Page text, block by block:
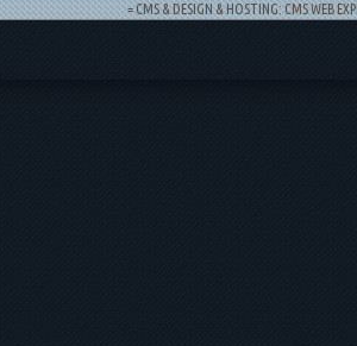
= CMS & DESIGN & HOSTING: CMS WEB